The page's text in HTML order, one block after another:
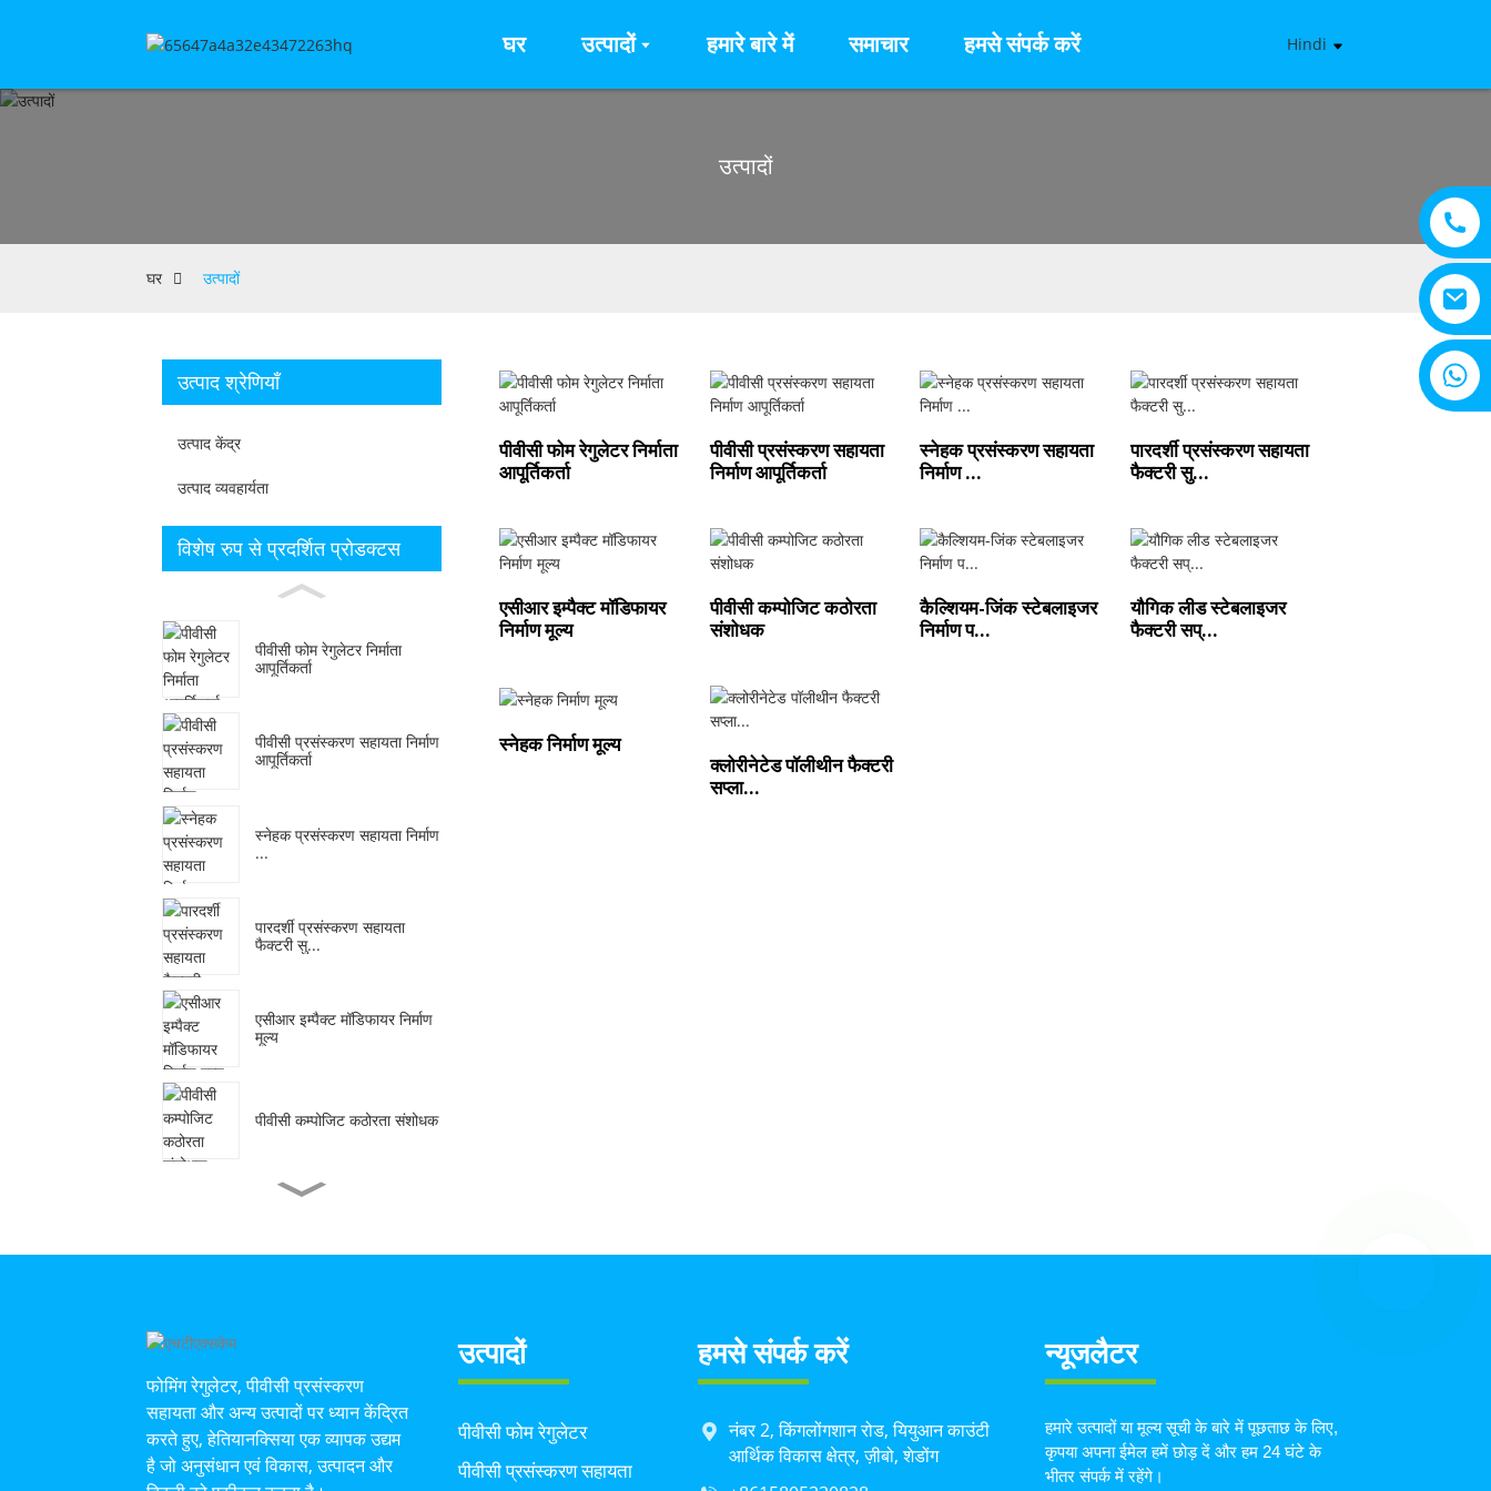
घर उत्पादों हमारे बारे में समाचार हमसे संपर्क करें Hindi
उत्पादों
घर उत्पादों
उत्पाद श्रेणियाँ
उत्पाद केंद्र
उत्पाद व्यवहार्यता
विशेष रुप से प्रदर्शित प्रोडक्टस
पीवीसी फोम रेगुलेटर निर्माता
आपूर्तिकर्ता
पीवीसी प्रसंस्करण सहायता निर्माण
आपूर्तिकर्ता
स्नेहक प्रसंस्करण सहायता निर्माण
...
पारदर्शी प्रसंस्करण सहायता
फैक्टरी सु...
एसीआर इम्पैक्ट मॉडिफायर निर्माण
मूल्य
पीवीसी कम्पोजिट कठोरता संशोधक
कैल्शियम-जिंक स्टेबलाइजर निर्माण
स्नेहक निर्माण मूल्य
क्लोरीनेटेड पॉलीथीन फैक्टरी
पीवीसी फोम रेगुलेटर निर्माता
आपूर्तिकर्ता
पीवीसी प्रसंस्करण सहायता
निर्माण आपूर्तिकर्ता
स्नेहक प्रसंस्करण सहायता
निर्माण ...
पारदर्शी प्रसंस्करण सहायता
फैक्टरी सु...
एसीआर इम्पैक्ट मॉडिफायर
निर्माण मूल्य
पीवीसी कम्पोजिट कठोरता
संशोधक
कैल्शियम-जिंक स्टेबलाइजर
निर्माण प...
यौगिक लीड स्टेबलाइजर
फैक्टरी सप्...
स्नेहक निर्माण मूल्य
क्लोरीनेटेड पॉलीथीन फैक्टरी
सप्ला...
फोमिंग रेगुलेटर, पीवीसी प्रसंस्करण
सहायता और अन्य उत्पादों पर ध्यान केंद्रित
करते हुए, हेतियानक्सिया एक व्यापक उद्यम
है जो अनुसंधान एवं विकास, उत्पादन और
उत्पादों
पीवीसी फोम रेगुलेटर
पीवीसी प्रसंस्करण सहायता
हमसे संपर्क करें
नंबर 2, किंगलोंगशान रोड, यियुआन काउंटी
आर्थिक विकास क्षेत्र, ज़ीबो, शेडोंग
न्यूजलैटर
हमारे उत्पादों या मूल्य सूची के बारे में पूछताछ के लिए,
कृपया अपना ईमेल हमें छोड़ दें और हम 24 घंटे के
भीतर संपर्क में रहेंगे।